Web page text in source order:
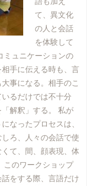
て、異文化
の人と会話
を体験して
ミュニケーションの
手に伝える時も、言
事になる。相手のこ
るだけでは不十分
解釈」する。 私が
なったプロセスは、
ろ、人々の会話で使
て、間、顔表現、体
このワークショップ
をする際、言語だけ